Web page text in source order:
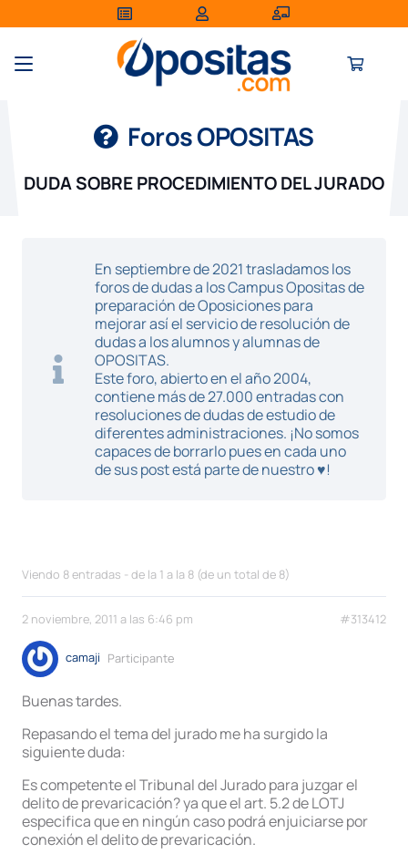
Foros OPOSITAS
DUDA SOBRE PROCEDIMIENTO DEL JURADO
En septiembre de 2021 trasladamos los
foros de dudas a los Campus Opositas de
preparación de Oposiciones para
mejorar así el servicio de resolución de
dudas a los alumnos y alumnas de
OPOSITAS.
Este foro, abierto en el año 2004,
contiene más de 27.000 entradas con
resoluciones de dudas de estudio de
diferentes administraciones. ¡No somos
capaces de borrarlo pues en cada uno
de sus post está parte de nuestro ♥!
Viendo 8 entradas - de la 1 a la 8 (de un total de 8)
2 noviembre, 2011 a las 6:46 pm #313412
camaji Participante
Buenas tardes.
Repasando el tema del jurado me ha surgido la
siguiente duda:
Es competente el Tribunal del Jurado para juzgar el
delito de prevaricación? ya que el art. 5.2 de LOTJ
especifica que en ningún caso podrá enjuiciarse por
conexión el delito de prevaricación.